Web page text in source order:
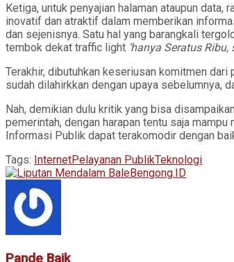
Ketiga, untuk penyajian halaman ataupun
inovatif dan atraktif dalam memberikan
dan sejenisnya. Satu hal yang barangkali
tembok dekat traffic light ‘hanya Seratus
Terakhir, dibutuhkan keseriusan komitmen
sudah dilahirkkan dengan upaya sebelumnya,
Nah, demikian dulu kritik yang bisa
pemerintah, dengan harapan tentu saja
Informasi Publik dapat terakomodir dengan
Tags: InternetPelayanan PublikTeknologi
Pande Baik